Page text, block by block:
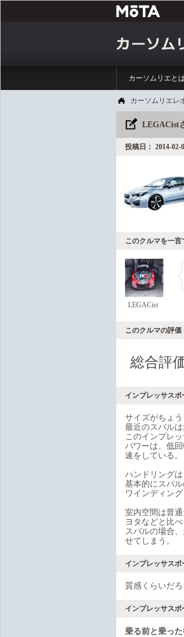
カーソムリエと
カーソムリエレ
LEGACist
投稿日： 2014-02-
このクルマを一言
LEGACist
このクルマの評価
総合評
インプレッサス
サイズがちょう
最近のスバル
このインプレ
パワーは、低
速をしている
ハンドリング
基本的にスバ
ワインディン
室内空間は普
ヨタなどと比
スバルの場合
せてしまう。
インプレッサス
質感くらいだろ
インプレッサス
乗る前と乗っ